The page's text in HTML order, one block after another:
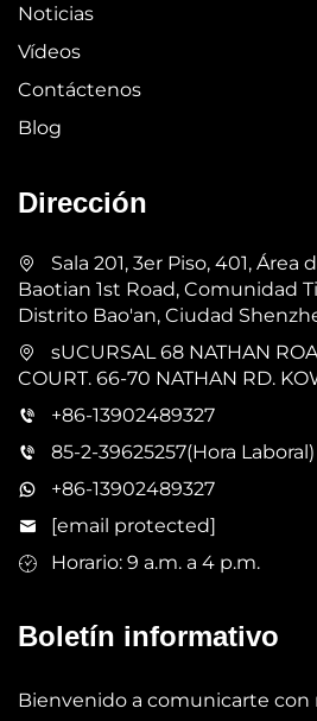
Noticias
Vídeos
Contáctenos
Blog
Dirección
Sala 201, 3er Piso, 401, Área
Baotian 1st Road, Comunidad
Distrito Bao'an, Ciudad
sUCURSAL 68 NATHAN
COURT. 66-70 NATHAN RD.
+86-13902489327
85-2-39625257(Hora Laboral)
+86-13902489327
[email protected]
Horario: 9 a.m. a 4 p.m.
Boletín informativo
Bienvenido a comunicarte con